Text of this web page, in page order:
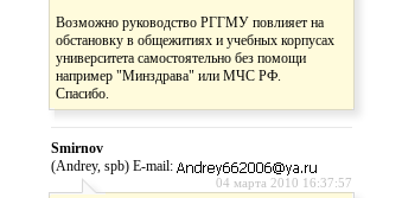
Возможно руководство РГГМУ повлияет на
обстановку в общежитиях и учебных корпусах
университета самостоятельно без помощи
например "Минздрава" или МЧС РФ.
Спасибо.
Smirnov
(Andrey, spb) E-mail:
04 марта 2010 16:37:57